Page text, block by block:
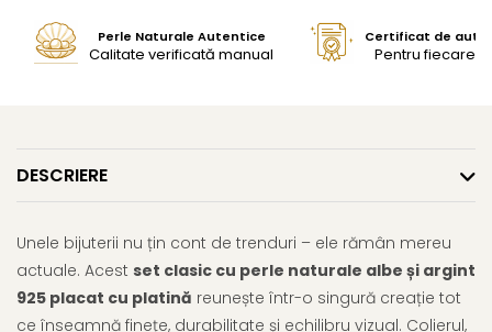
Perle Naturale Autentice
Calitate verificată manual
Certificat de
Pentru fiecare
DESCRIERE
Unele bijuterii nu țin cont de trenduri – ele rămân mereu
actuale. Acest set clasic cu perle naturale albe și argint
925 placat cu platină reunește într-o singură creație tot
ce înseamnă finețe, durabilitate și echilibru vizual. Colierul,